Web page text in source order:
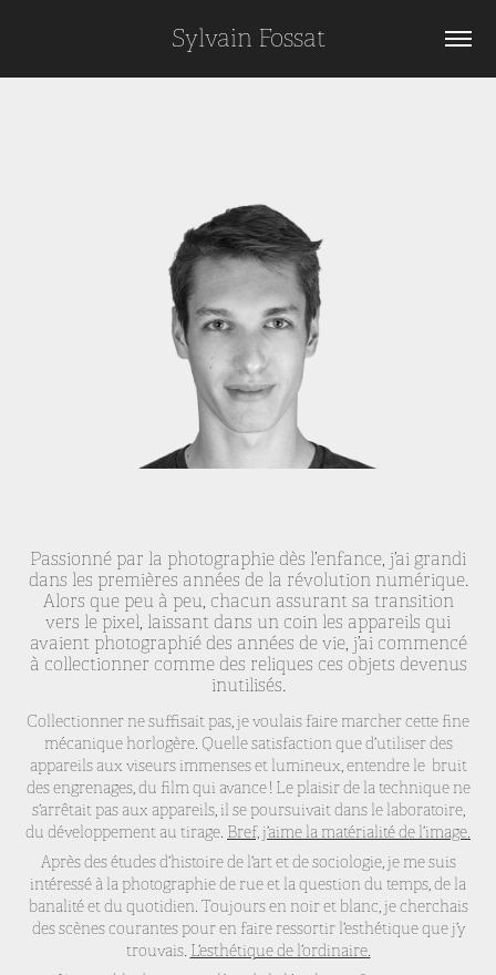
Sylvain Fossat
Passionné par la photographie dès l’enfance, j’ai grandi
dans les premières années de la révolution numérique.
Alors que peu à peu, chacun assurant sa transition
vers le pixel, laissant dans un coin les appareils qui
avaient photographié des années de vie, j’ai commencé
à collectionner comme des reliques ces objets devenus
inutilisés.
Collectionner ne suffisait pas, je voulais faire marcher cette fine
mécanique horlogère. Quelle satisfaction que d’utiliser des
appareils aux viseurs immenses et lumineux, entendre le bruit
des engrenages, du film qui avance ! Le plaisir de la technique ne
s’arrêtait pas aux appareils, il se poursuivait dans le laboratoire,
du développement au tirage. Bref, j’aime la matérialité de l’image.
Après des études d’histoire de l’art et de sociologie, je me suis
intéressé à la photographie de rue et la question du temps, de la
banalité et du quotidien. Toujours en noir et blanc, je cherchais
des scènes courantes pour en faire ressortir l’esthétique que j’y
trouvais. L’esthétique de l’ordinaire.